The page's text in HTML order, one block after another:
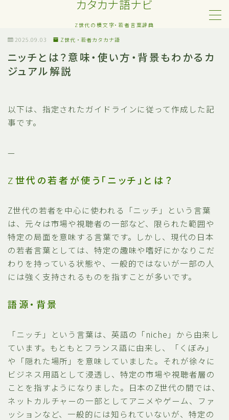
カタカナ語ナビ
Z世代の横文字・若者言葉辞典
MENU
Z世代・若者カタカナ語
恋愛・人間関係のカタカナ語
日常でよく聞く流行語
略語・造語
2025.09.03 Z世代・若者カタカナ語
ニッチとは？意味・使い方・背景もわかるカ
ジュアル解説
以下は、指定されたガイドラインに従って作成した記
事です。
—
Z世代の若者が使う「ニッチ」とは？
Z世代の若者を中心に使われる「ニッチ」という言葉
は、元々は市場や視聴者の一部など、限られた範囲や
特定の局面を意味する言葉です。しかし、現代の日本
の若者言葉としては、特定の趣味や嗜好にかなりこだ
わりを持っている状態や、一般的ではないが一部の人
には強く支持されるものを指すことが多いです。
語源・背景
「ニッチ」という言葉は、英語の「niche」から由来し
ています。もともとフランス語に由来し、「くぼみ」
や「隠れた場所」を意味していました。それが徐々に
ビジネス用語として浸透し、特定の市場や視聴者層の
ことを指すようになりました。日本のZ世代の間では、
ネットカルチャーの一部としてアニメやゲーム、ファ
ッションなど、一般的には知られていないが、特定の